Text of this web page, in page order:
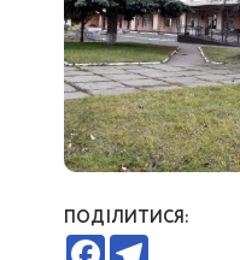
ПОДІЛИТИСЯ:
FacebookTelegram